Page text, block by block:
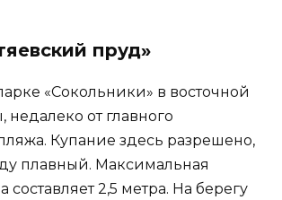
пруд»
«Сокольники» в восточной
недалеко от главного
Купание здесь разрешено,
плавный. Максимальная
составляет 2,5 метра. На берегу